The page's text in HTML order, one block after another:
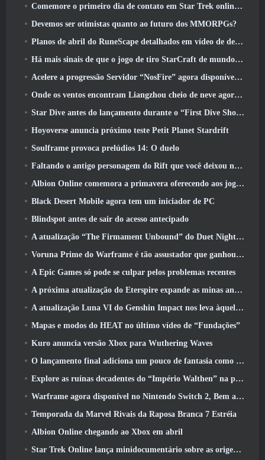
Comemore o primeiro dia de contato em Star Trek online e ganhe uma nova versão do Nobel Intel Battlecruiser
Devemos ser otimistas quanto ao futuro dos MMORPGs?
Planos de abril do RuneScape detalhados em vídeo de desenvolvimento
Há mais sinais de que o jogo de tiro StarCraft de mundo aberto pode ser uma coisa real
Acelere a progressão Servidor “NosFire” agora disponível no NosTale
Onde os ventos encontram Liangzhou cheio de neve agora disponível com o lançamento da versão 1.5
Star Dive antes do lançamento durante o “First Dive Show”
Hoyoverse anuncia próximo teste Petit Planet Stardrift
Soulframe provoca prelúdios 14: O duelo
Faltando o antigo personagem do Rift que você deixou no servidor morto? Gamigo tem uma solução para isso
Albion Online comemora a primavera oferecendo aos jogadores uma linda montaria de coelhinho
Black Desert Mobile agora tem um iniciador de PC
Blindspot antes de sair do acesso antecipado
A atualização “The Firmament Unbound” do Duet Night Abyss encerra o enredo de Huaxu
Voruna Prime do Warframe é tão assustador que ganhou seu próprio trailer da Red Band
A Epic Games só pode se culpar pelos problemas recentes
A próxima atualização do Eterspire expande as minas anãs e oferece uma revisão completa do combate aos chefes
A atualização Luna VI do Genshin Impact nos leva àquele lugar sobre o qual Mondstadt continua falando, mas nunca vimos
Mapas e modos do HEAT no último vídeo de “Fundações”
Kuro anuncia versão Xbox para Wuthering Waves
O lançamento final adiciona um pouco de fantasia como temporada 10 Lançamentos
Explore as ruínas decadentes do “Império Walthen” na próxima grande atualização do RAVEN2
Warframe agora disponível no Nintendo Switch 2, Bem a tempo para o lançamento do Shadowgrapher
Temporada da Marvel Rivais da Raposa Branca 7 Estréia
Albion Online chegando ao Xbox em abril
Star Trek Online lança minidocumentário sobre as origens da Federação para comemorar o 16º aniversário